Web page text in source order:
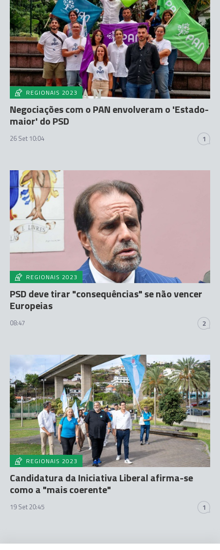
REGIONAIS 2023
Negociações com o PAN envolveram o 'Estado-
maior' do PSD
26 Set 10:04 1
REGIONAIS 2023
PSD deve tirar "consequências" se não vencer
Europeias
08:47 2
REGIONAIS 2023
Candidatura da Iniciativa Liberal afirma-se
como a "mais coerente"
19 Set 20:45 1